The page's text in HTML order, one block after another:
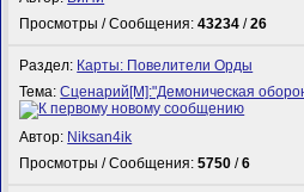
Просмотры / Сообщения:43234 /26
Раздел: Карты: Повелители Орды
Тема:Сценарий[M]:"Демоническая
Автор: Niksan4ik
Просмотры / Сообщения:5750 /6